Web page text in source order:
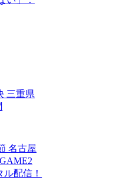
三重県
名古屋
配信！